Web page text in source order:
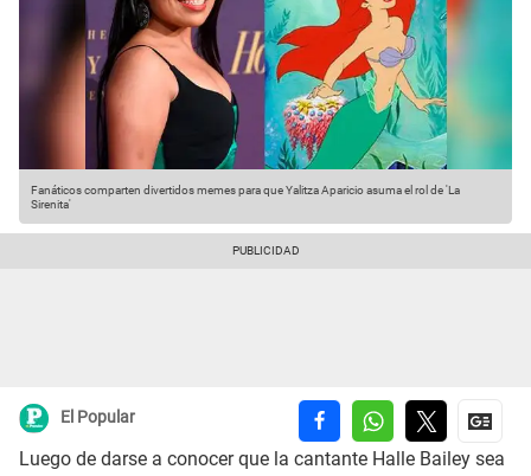
Fanáticos comparten divertidos memes para que Yalitza Aparicio asuma el rol de 'La
Sirenita'
El Popular
Luego de darse a conocer que la cantante Halle Bailey sea